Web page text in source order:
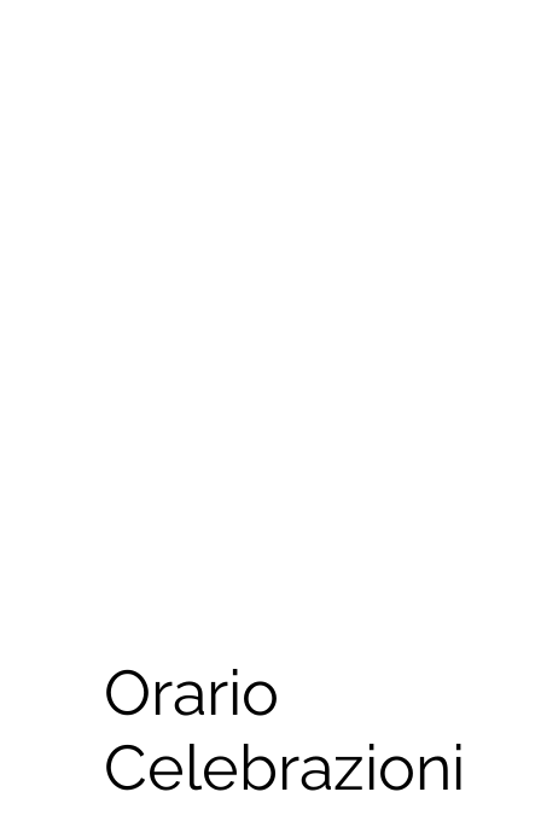
Orario
Celebrazioni